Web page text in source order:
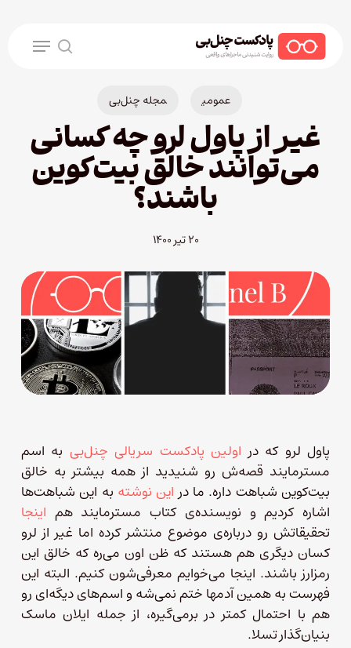
search
Menu
عمومی مجله چنل‌بی
غیر از پاول لرو چه کسانی
می‌توانند خالق بیت‌کوین
باشند؟
۲۰ تیر ۱۴۰۰
پاول لرو که در اولین پادکست سریالی چنل‌بی به اسم
مسترمایند قصه‌ش رو شنیدید از همه بیشتر به خالق
بیت‌کوین شباهت داره. ما در این نوشته به این شباهت‌ها
اشاره کردیم و نویسنده‌ی کتاب مسترمایند هم اینجا
تحقیقاتش رو درباره‌ی موضوع منتشر کرده اما غیر از لرو
کسان دیگری هم هستند که ظن اون می‌ره که خالق این
رمزارز باشند. اینجا می‌خوایم معرفی‌شون کنیم. البته این
فهرست به همین آدمها ختم نمی‌شه و اسم‌های دیگه‌ای رو
هم با احتمال کمتر در برمی‌گیره، از جمله ایلان ماسک
بنیان‌گذار تسلا.